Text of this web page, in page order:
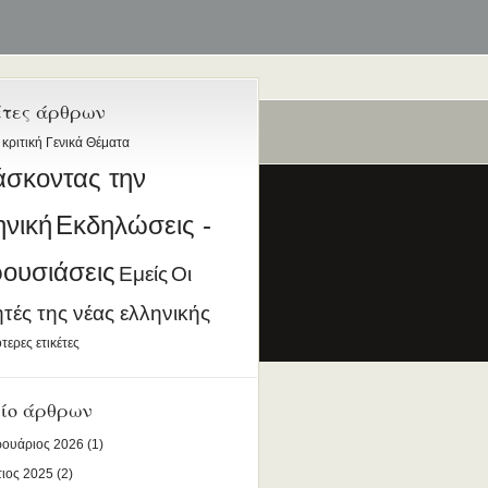
άρθρων
Γενικά Θέματα
την
Εκδηλώσεις -
Εμείς Οι
της νέας ελληνικής
ετικέτες
άρθρων
2026 (1)
2025 (2)
την Ελληνική Γλώσσα